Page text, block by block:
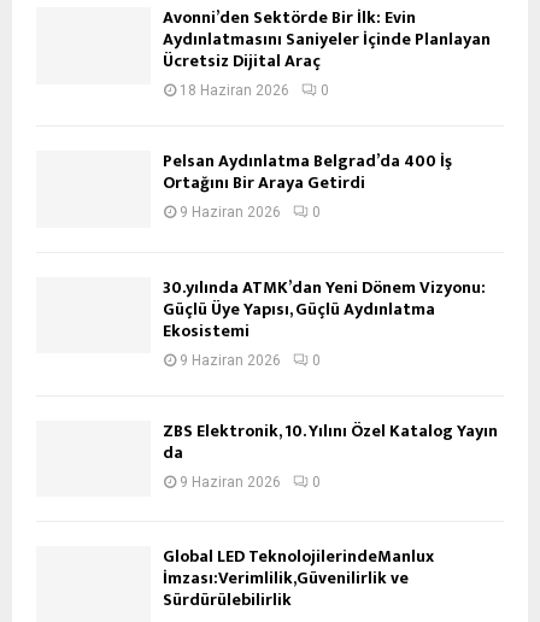
Avonni’den Sektörde Bir İlk: Evin
Aydınlatmasını Saniyeler İçinde Planlayan
Ücretsiz Dijital Araç
18 Haziran 2026 0
Pelsan Aydınlatma Belgrad’da 400 İş
Ortağını Bir Araya Getirdi
9 Haziran 2026 0
30.yılında ATMK’dan Yeni Dönem Vizyonu:
Güçlü Üye Yapısı, Güçlü Aydınlatma
Ekosistemi
9 Haziran 2026 0
ZBS Elektronik, 10. Yılını Özel Katalog Yayın
da
9 Haziran 2026 0
Global LED TeknolojilerindeManlux
İmzası:Verimlilik,Güvenilirlik ve
Sürdürülebilirlik